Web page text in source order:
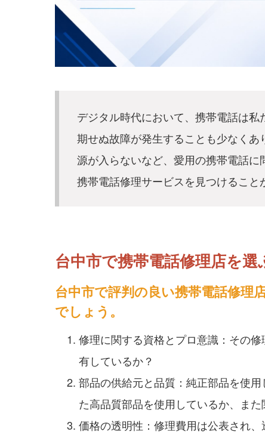
デジタル時代において、携帯電話は
期せぬ故障が発生することも少なく
源が入らないなど、愛用の携帯電話
携帯電話修理サービスを見つけるこ
台中市で携帯電話修理店を
台中市で評判の良い携帯電話修理
でしょう。
修理に関する資格とプロ意識：その
有しているか？
部品の供給元と品質：純正部品を使
た高品質部品を使用しているか、また
価格の透明性：修理費用は公表され